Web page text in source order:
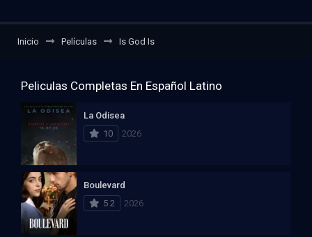
Inicio Películas Is God Is
Peliculas Completas En Español Latino
La Odisea
10
2026
Boulevard
5.2
2026